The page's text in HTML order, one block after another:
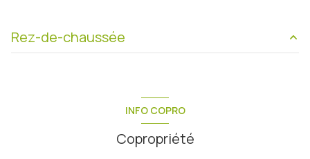
Rez-de-chaussée
INFO COPRO
Copropriété